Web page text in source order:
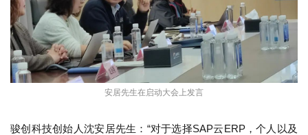
安居先生在启动大会上发言
骏创科技创始人沈安居先生：“对于选择SAP云ERP，个人以及